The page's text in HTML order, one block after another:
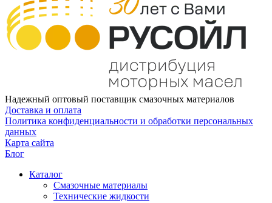
Надежный оптовый поставщик смазочных материалов
Доставка и оплата
Политика конфиденциальности и обработки персональных
данных
Карта сайта
Блог
Каталог
Смазочные материалы
Технические жидкости